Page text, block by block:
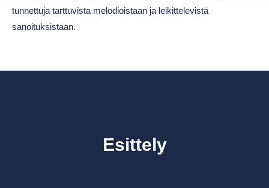
tunnettuja tarttuvista melodioistaan ja leikittelevistä
sanoituksistaan.
Esittely